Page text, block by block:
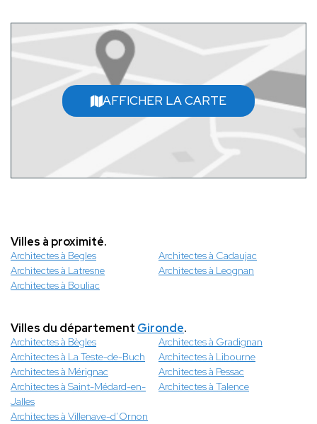
AFFICHER LA CARTE
Villes à proximité.
Architectes à Begles
Architectes à Cadaujac
Architectes à Latresne
Architectes à Leognan
Architectes à Bouliac
Villes du département Gironde.
Architectes à Bègles
Architectes à Gradignan
Architectes à La Teste-de-Buch
Architectes à Libourne
Architectes à Mérignac
Architectes à Pessac
Architectes à Saint-Médard-en-
Jalles
Architectes à Talence
Architectes à Villenave-d’Ornon